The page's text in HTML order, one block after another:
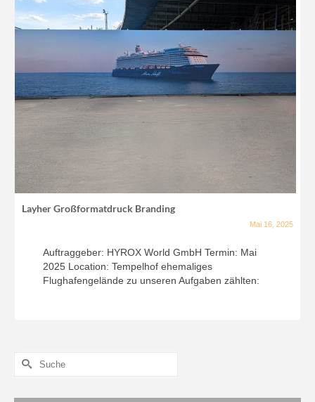
Layher Großformatdruck Branding
Mai 16, 2025
Auftraggeber: HYROX World GmbH Termin: Mai
2025 Location: Tempelhof ehemaliges
Flughafengelände zu unseren Aufgaben zählten: